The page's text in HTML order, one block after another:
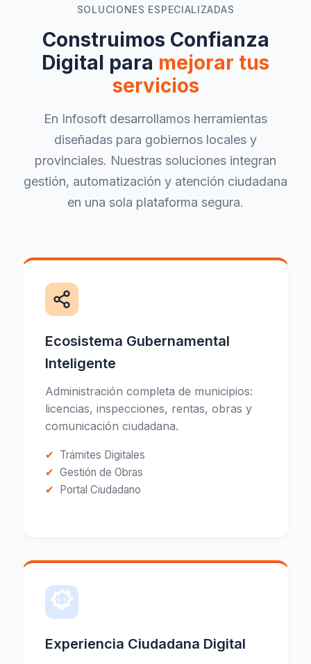
SOLUCIONES ESPECIALIZADAS
Construimos Confianza
Digital para mejorar tus
servicios
En Infosoft desarrollamos herramientas
diseñadas para gobiernos locales y
provinciales. Nuestras soluciones integran
gestión, automatización y atención ciudadana
en una sola plataforma segura.
Ecosistema Gubernamental
Inteligente
Administración completa de municipios:
licencias, inspecciones, rentas, obras y
comunicación ciudadana.
Trámites Digitales
Gestión de Obras
Portal Ciudadano
Experiencia Ciudadana Digital